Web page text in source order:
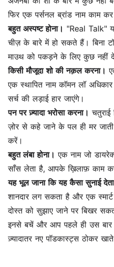
फिर एक पर्सनल ब्रांड नाम काम
बहुत अस्पष्ट होना। "Real Talk"
चीज़ के बारे में हो सकते हैं। बिना
माउथ को पकड़ने के लिए कुछ नहीं
किसी मौजूदा शो की नक़ल करना।
एक स्थापित नाम कॉमन लॉ
सर्च की लड़ाई हार जाएंगे।
पन पर ज़्यादा भरोसा करना।
ज़ोर से कहे जाने के पल ही मर
करें।
बहुत लंबा होना। एक नाम जो
साँस लेता है, आपके ख़िलाफ़ काम
यह भूल जाना कि यह कैसा सुनाई
शानदार लग सकता है और एक
दोस्त को सुझाए जाने पर बिखर
इनसे बचें और आप पहले ही उस बार
ज़्यादातर नए पॉडकास्ट्स ठोकर